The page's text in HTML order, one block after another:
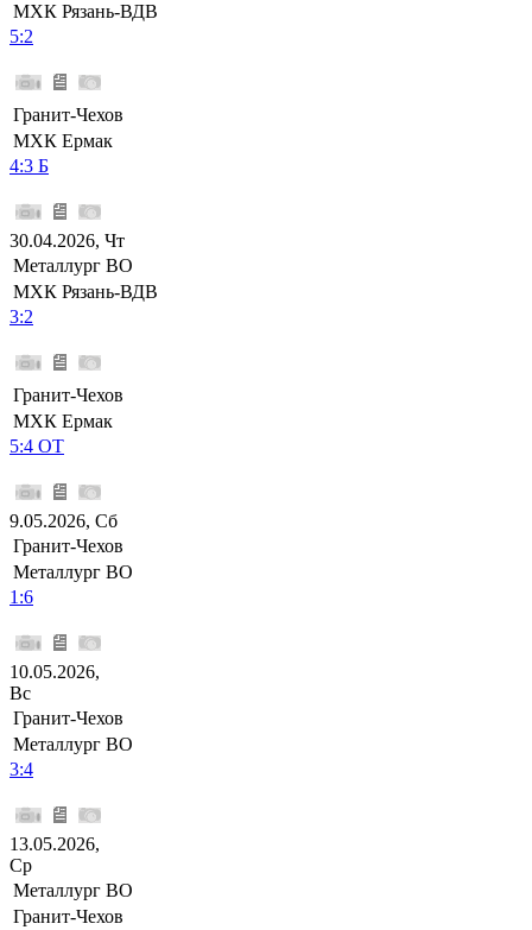
МХК Рязань-ВДВ
5:2
Гранит-Чехов
МХК Ермак
4:3 Б
30.04.2026, Чт
Металлург ВО
МХК Рязань-ВДВ
3:2
Гранит-Чехов
МХК Ермак
5:4 ОТ
9.05.2026, Сб
Гранит-Чехов
Металлург ВО
1:6
10.05.2026,
Вс
Гранит-Чехов
Металлург ВО
3:4
13.05.2026,
Ср
Металлург ВО
Гранит-Чехов